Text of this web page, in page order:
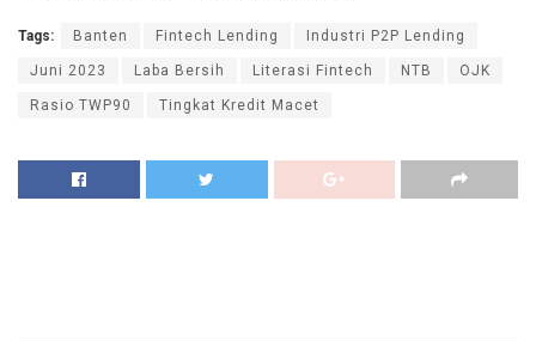
Tags: Banten Fintech Lending Industri P2P Lending
Juni 2023 Laba Bersih Literasi Fintech NTB OJK
Rasio TWP90 Tingkat Kredit Macet